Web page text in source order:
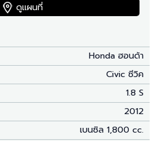
ดูแผนที่
Honda ฮอนด้า
Civic ซีวิค
1.8 S
2012
เบนซิล 1,800 cc.